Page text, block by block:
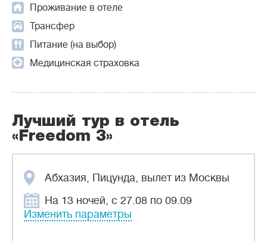
Проживание в отеле
Трансфер
Питание (на выбор)
Медицинская страховка
Лучший тур в отель
«Freedom 3»
Абхазия, Пицунда, вылет из Москвы
На 13 ночей, с 27.08 по 09.09
Изменить параметры